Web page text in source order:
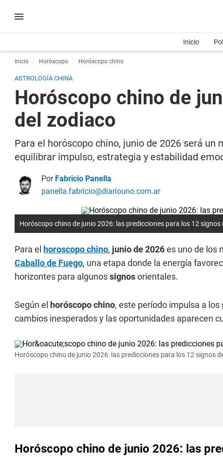
Inicio
Inicio Horóscopo Horóscopo chino
ASTROLOGÍA CHINA
Horóscopo chino de
del zodiaco
Para el horóscopo chino, junio de 2026 será
equilibrar impulso, estrategia y estabilidad
Por Fabricio Panella
panella.fabricio@diariouno.com.ar
Horóscopo chino de junio 2026: las predicciones para los 12 signos
Para el horoscopo chino, junio de 2026es uno de los
Caballo de Fuego, una etapa donde la energía
horizontes para algunossignosorientales.
Según el horóscopo chino, este período impulsa a los
cambios inesperados y las oportunidades aparecen
Horóscopo chino de junio 2026: las predicciones para los 12 signos
Horóscopo chino de junio 2026: las